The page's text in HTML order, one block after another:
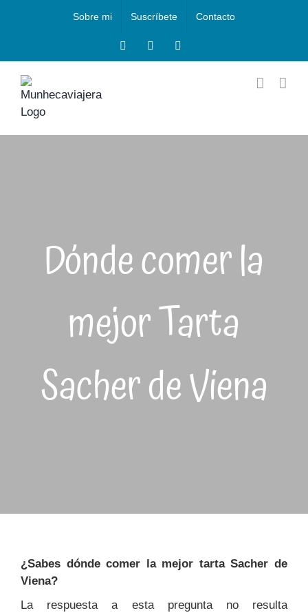
Sobre mi Suscríbete Contacto
FacebookInstagram
Dónde comer la
mejor Tarta
Sacher de Viena
¿Sabes dónde comer la mejor tarta Sacher de
Viena?
La respuesta a esta pregunta no resulta